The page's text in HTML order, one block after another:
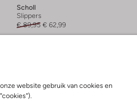
website gebruik van cookies en
Scholl
Slippers
€ 89,95 € 62,99